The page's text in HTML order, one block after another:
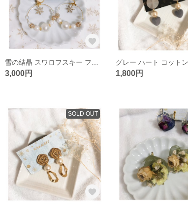
3,000円 1,800円
SOLD OUT